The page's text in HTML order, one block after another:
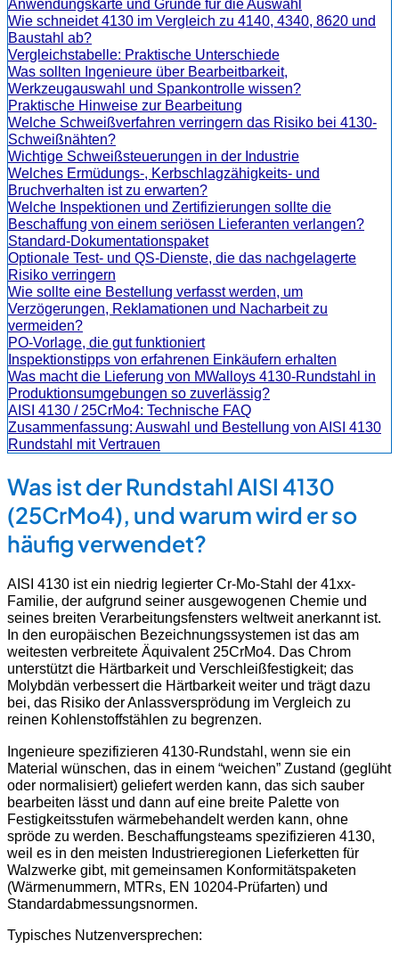
Anwendungskarte und Gründe für die Auswahl
Wie schneidet 4130 im Vergleich zu 4140, 4340, 8620 und
Baustahl ab?
Vergleichstabelle: Praktische Unterschiede
Was sollten Ingenieure über Bearbeitbarkeit,
Werkzeugauswahl und Spankontrolle wissen?
Praktische Hinweise zur Bearbeitung
Welche Schweißverfahren verringern das Risiko bei 4130-
Schweißnähten?
Wichtige Schweißsteuerungen in der Industrie
Welches Ermüdungs-, Kerbschlagzähigkeits- und
Bruchverhalten ist zu erwarten?
Welche Inspektionen und Zertifizierungen sollte die
Beschaffung von einem seriösen Lieferanten verlangen?
Standard-Dokumentationspaket
Optionale Test- und QS-Dienste, die das nachgelagerte
Risiko verringern
Wie sollte eine Bestellung verfasst werden, um
Verzögerungen, Reklamationen und Nacharbeit zu
vermeiden?
PO-Vorlage, die gut funktioniert
Inspektionstipps von erfahrenen Einkäufern erhalten
Was macht die Lieferung von MWalloys 4130-Rundstahl in
Produktionsumgebungen so zuverlässig?
AISI 4130 / 25CrMo4: Technische FAQ
Zusammenfassung: Auswahl und Bestellung von AISI 4130
Rundstahl mit Vertrauen
Was ist der Rundstahl AISI 4130
(25CrMo4), und warum wird er so
häufig verwendet?
AISI 4130 ist ein niedrig legierter Cr-Mo-Stahl der 41xx-
Familie, der aufgrund seiner ausgewogenen Chemie und
seines breiten Verarbeitungsfensters weltweit anerkannt ist.
In den europäischen Bezeichnungssystemen ist das am
weitesten verbreitete Äquivalent 25CrMo4. Das Chrom
unterstützt die Härtbarkeit und Verschleißfestigkeit; das
Molybdän verbessert die Härtbarkeit weiter und trägt dazu
bei, das Risiko der Anlassversprödung im Vergleich zu
reinen Kohlenstoffstählen zu begrenzen.
Ingenieure spezifizieren 4130-Rundstahl, wenn sie ein
Material wünschen, das in einem “weichen” Zustand (geglüht
oder normalisiert) geliefert werden kann, das sich sauber
bearbeiten lässt und dann auf eine breite Palette von
Festigkeitsstufen wärmebehandelt werden kann, ohne
spröde zu werden. Beschaffungsteams spezifizieren 4130,
weil es in den meisten Industrieregionen Lieferketten für
Walzwerke gibt, mit gemeinsamen Konformitätspaketen
(Wärmenummern, MTRs, EN 10204-Prüfarten) und
Standardabmessungsnormen.
Typisches Nutzenversprechen: